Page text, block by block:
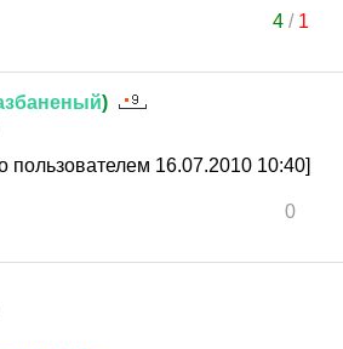
4/ 1
)
пользователем 16.07.2010 10:40]
0